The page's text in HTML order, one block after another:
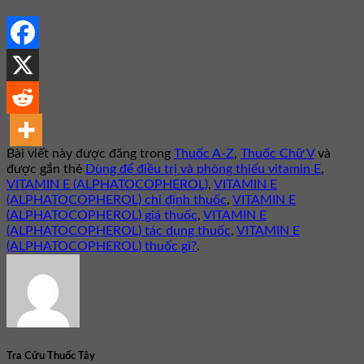
Bài viết này được đăng trong Thuốc A-Z, Thuốc Chữ Vvà
được gắn thẻ Dùng để điều trị và phòng thiếu vitamin E,
VITAMIN E (ALPHATOCOPHEROL), VITAMIN E
(ALPHATOCOPHEROL) chỉ định thuốc, VITAMIN E
(ALPHATOCOPHEROL) giá thuốc, VITAMIN E
(ALPHATOCOPHEROL) tác dụng thuốc, VITAMIN E
(ALPHATOCOPHEROL) thuốc gì?.
Tra Cứu Thuốc Tây